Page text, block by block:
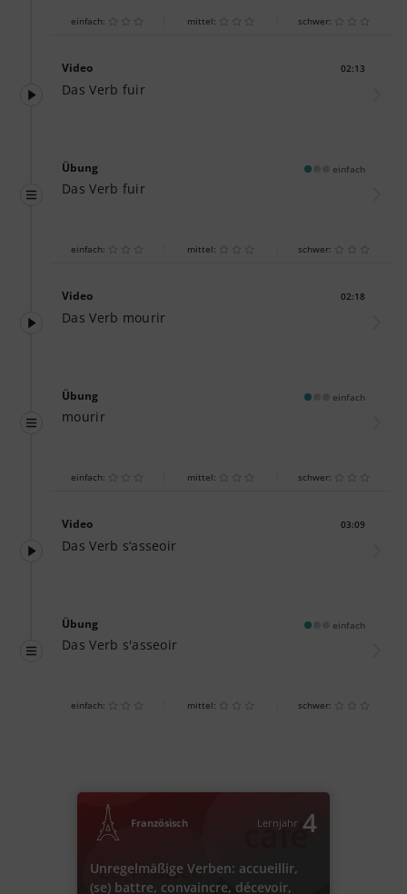
einfach: mittel: schwer:
Video 02:13
Das Verb fuir
Übung einfach
Das Verb fuir
einfach: mittel: schwer:
Video 02:18
Das Verb mourir
Übung einfach
mourir
einfach: mittel: schwer:
Video 03:09
Das Verb s‘asseoir
Übung einfach
Das Verb s'asseoir
einfach: mittel: schwer:
Französisch Lernjahr 4
Unregelmäßige Verben: accueillir,
(se) battre, convaincre, décevoir,